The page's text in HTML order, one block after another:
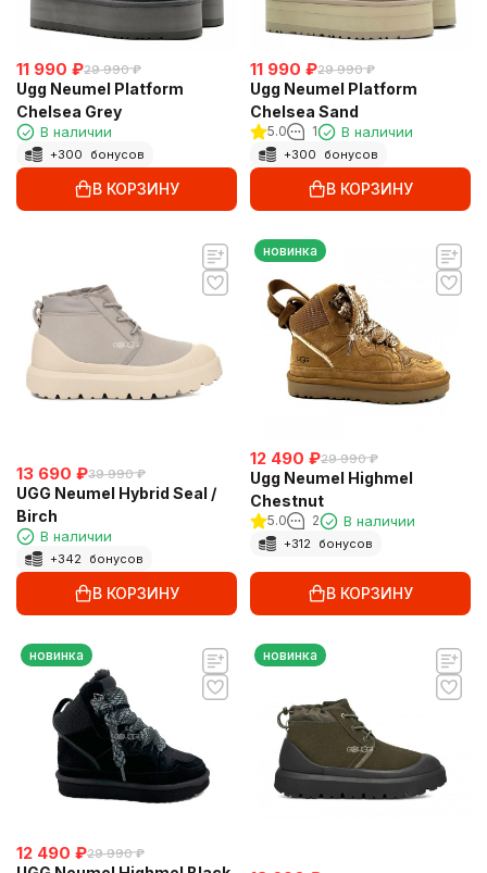
11 990 ₽29 990 ₽
Ugg Neumel Platform
Chelsea Grey
В наличии
+300 бонусов
В КОРЗИНУ
11 990 ₽29 990 ₽
Ugg Neumel Platform
Chelsea Sand
5.0 1 В наличии
+300 бонусов
В КОРЗИНУ
13 690 ₽39 990 ₽
UGG Neumel Hybrid Seal /
Birch
В наличии
+342 бонусов
В КОРЗИНУ
новинка
12 490 ₽29 990 ₽
Ugg Neumel Highmel
Chestnut
5.0 2 В наличии
+312 бонусов
В КОРЗИНУ
новинка
12 490 ₽29 990 ₽
новинка